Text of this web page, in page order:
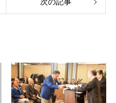
次の記事